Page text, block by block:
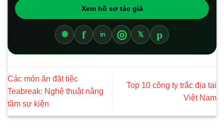
Xem hồ sơ tác giả
🌐 f in ◎ 𝕏 p
Các món ăn đặt tiệc
Teabreak: Nghệ thuật nâng
tầm sự kiện
Top 10 công ty trắc địa tại
Việt Nam